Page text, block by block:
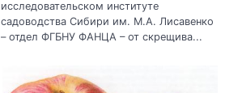
исследовательском институте
садоводства Сибири им. М.А. Лисавенко
– отдел ФГБНУ ФАНЦА – от скрещива...